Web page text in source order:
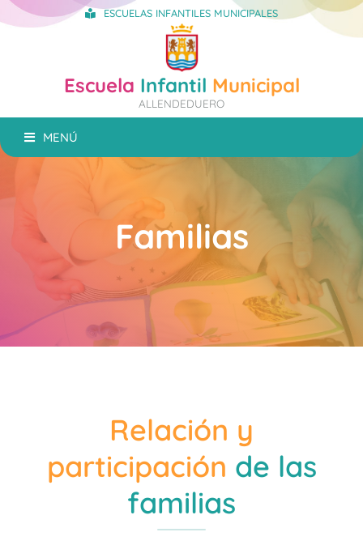
ESCUELAS INFANTILES MUNICIPALES
Escuela Infantil Municipal
ALLENDEDUERO
MENÚ
Familias
Relación y
participación de las
familias